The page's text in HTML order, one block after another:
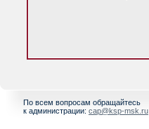
По всем вопросам обращайтесь
к администрации: cap@ksp-msk.ru